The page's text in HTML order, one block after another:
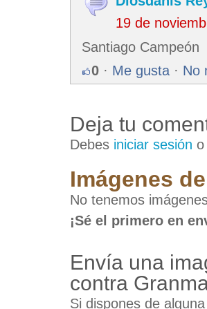
19 de
Santiago Campeón
0 · Me gusta · No
Deja tu
Debes iniciar sesión
Imágenes
No tenemos
¡Sé el primero en
Envía una
contra
Si dispones de